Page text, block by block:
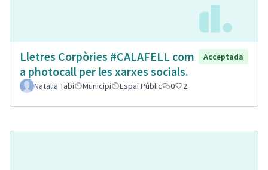
Lletres Corpòries #CALAFELL com
a photocall per les xarxes socials.
Acceptada
Natalia Tabi Municipi Espai Públic 0 2